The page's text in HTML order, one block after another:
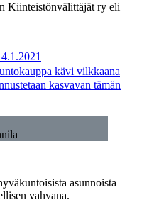
Kiinteistönvälittäjät ry eli
4.1.2021
kävi vilkkaana
kasvavan tämän
asunnoista
vahvana.